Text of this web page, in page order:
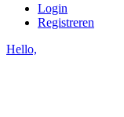
Login
Registreren
Hello,